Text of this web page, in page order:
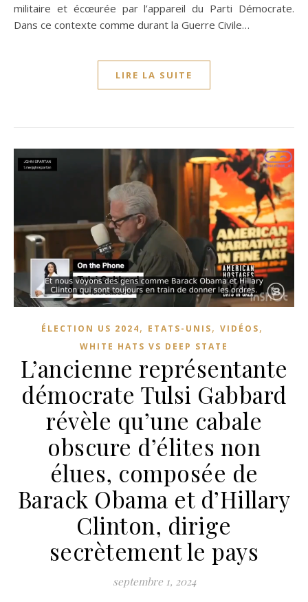
militaire et écœurée par l’appareil du Parti Démocrate.
Dans ce contexte comme durant la Guerre Civile…
LIRE LA SUITE
ÉLECTION US 2024, ETATS-UNIS, VIDÉOS,
WHITE HATS VS DEEP STATE
L’ancienne représentante
démocrate Tulsi Gabbard
révèle qu’une cabale
obscure d’élites non
élues, composée de
Barack Obama et d’Hillary
Clinton, dirige
secrètement le pays
septembre 1, 2024